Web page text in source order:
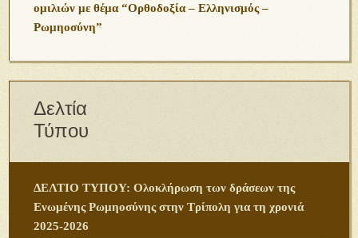
ομιλιών με θέμα “Ορθοδοξία – Ελληνισμός –
Ρωμηοσύνη”
Δελτία
Τύπου
ΔΕΛΤΙΟ ΤΥΠΟΥ: Ολοκλήρωση των δράσεων της
Ενωμένης Ρωμηοσύνης στην Τρίπολη για τη χρονιά
2025-2026